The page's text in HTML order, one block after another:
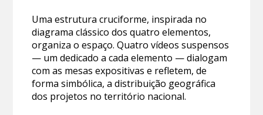
Uma estrutura cruciforme, inspirada no
diagrama clássico dos quatro elementos,
organiza o espaço. Quatro vídeos suspensos
— um dedicado a cada elemento — dialogam
com as mesas expositivas e refletem, de
forma simbólica, a distribuição geográfica
dos projetos no território nacional.